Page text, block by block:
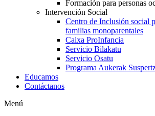
Formación para personas
Intervención Social
Centro de Inclusión social
familias monoparentales
Caixa ProInfancia
Servicio Bilakatu
Servicio Osatu
Programa Aukerak
Educamos
Contáctanos
Menú